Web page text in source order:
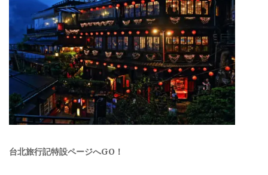
台北旅行記特設ページへGO！